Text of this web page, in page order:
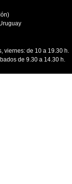
viernes: de 10 a 19.30 h.
de 9.30 a 14.30 h.